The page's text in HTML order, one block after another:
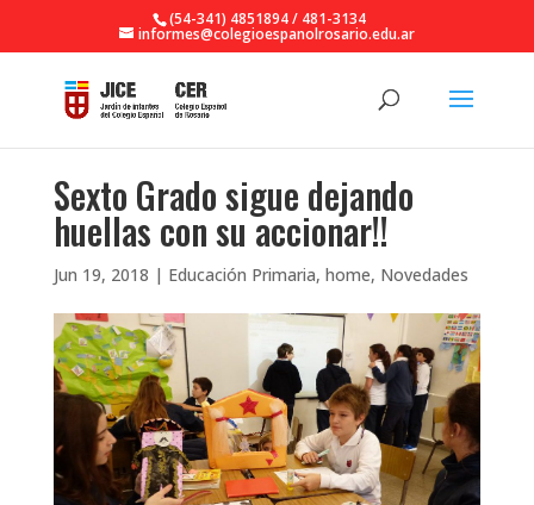
(54-341) 4851894 / 481-3134
informes@colegioespanolrosario.edu.ar
Sexto Grado sigue dejando
huellas con su accionar!!
Jun 19, 2018 | Educación Primaria, home, Novedades